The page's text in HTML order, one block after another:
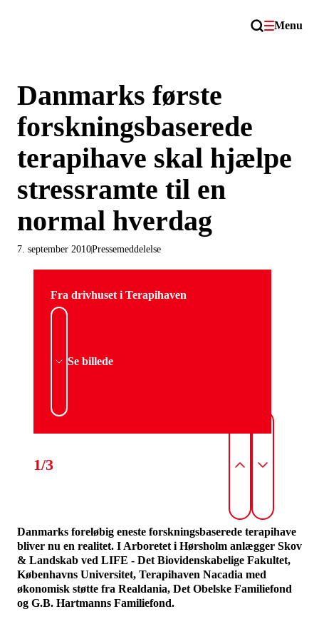
Menu
Danmarks første
forskningsbaserede
terapihave skal hjælpe
stressramte til en
normal hverdag
Pressemeddelelse
7. september 2010
Fra drivhuset i Terapihaven
Se billede
1/3
Danmarks foreløbig eneste forskningsbaserede terapihave
bliver nu en realitet. I Arboretet i Hørsholm anlægger Skov
& Landskab ved LIFE - Det Biovidenskabelige Fakultet,
Københavns Universitet, Terapihaven Nacadia med
økonomisk støtte fra Realdania, Det Obelske Familiefond
og G.B. Hartmanns Familiefond.